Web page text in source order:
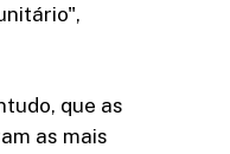
que as
as mais